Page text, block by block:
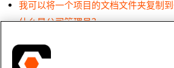
页
眉
我可以将一个项目的文档文件夹复制到
什么是公司管理员？
返回顶部